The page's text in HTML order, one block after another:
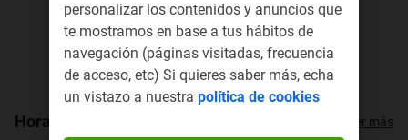
Horario de apertura Ver más
personalizar los contenidos y anuncios que
te mostramos en base a tus hábitos de
navegación (páginas visitadas, frecuencia
de acceso, etc) Si quieres saber más, echa
un vistazo a nuestra política de cookies